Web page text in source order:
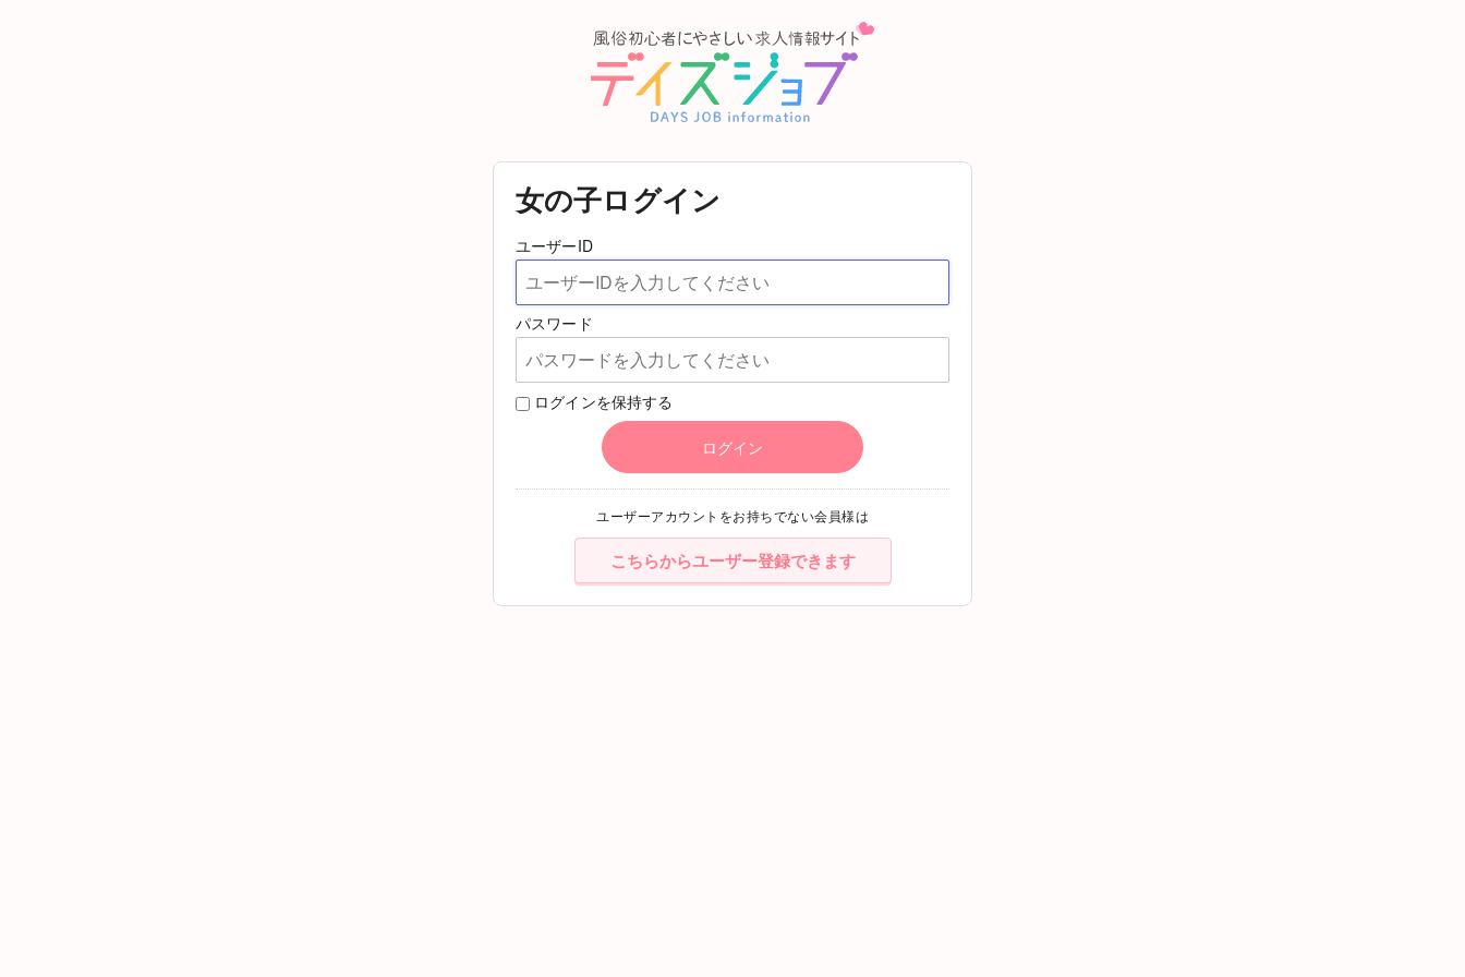
女の子ログイン
ユーザーID
パスワード
ログインを保持する
ユーザーアカウントをお持ちでない会員様は
こちらからユーザー登録できます